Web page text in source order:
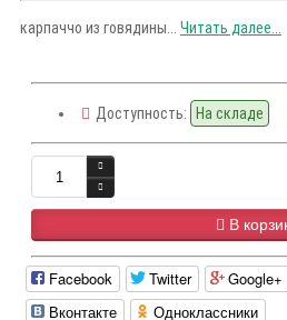
карпаччо из говядины... Читать далее...
Доступность: На складе
В
Facebook Twitter Google+
Вконтакте
Одноклассники